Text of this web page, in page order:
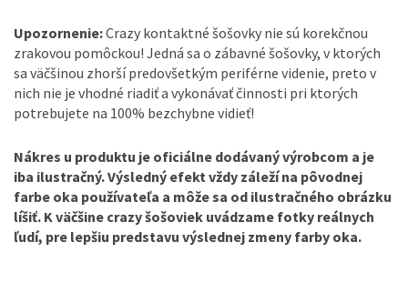
Upozornenie:Crazy kontaktné šošovky nie sú korekčnou
zrakovou pomôckou! Jedná sa o zábavné šošovky, v ktorých
sa väčšinou zhorší predovšetkým periférne videnie, preto v
nich nie je vhodné riadiť a vykonávať činnosti pri ktorých
potrebujete na 100% bezchybne vidieť!
Nákres u produktu je oficiálne dodávaný výrobcom a je
iba ilustračný. Výsledný efekt vždy záleží na pôvodnej
farbe oka používateľa a môže sa od ilustračného obrázku
líšiť. K väčšine crazy šošoviek uvádzame fotky reálnych
ľudí, pre lepšiu predstavu výslednej zmeny farby oka.